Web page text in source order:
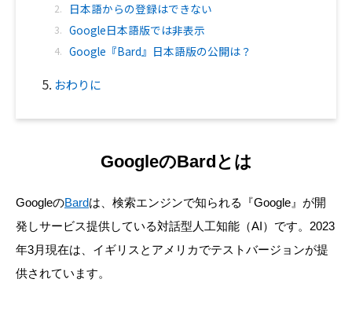
日本語からの登録はできない
Google日本語版では非表示
Google『Bard』日本語版の公開は？
おわりに
GoogleのBardとは
GoogleのBardは、検索エンジンで知られる『Google』が開
発しサービス提供している対話型人工知能（AI）です。2023
年3月現在は、イギリスとアメリカでテストバージョンが提
供されています。